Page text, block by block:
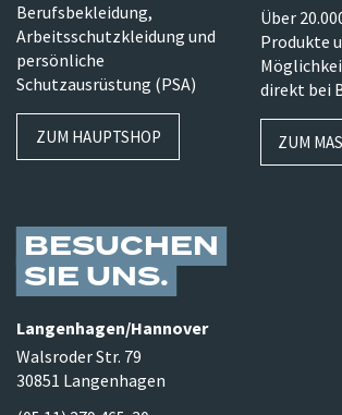
Berufsbekleidung,
Arbeitsschutzkleidung und
persönliche
Schutzausrüstung (PSA)
ZUM HAUPTSHOP
Über
Produkte
direkt bei
ZUM
BESUCHEN
SIE UNS
Langenhagen/​Hannover
Walsroder Str. 79
30851 Langenhagen